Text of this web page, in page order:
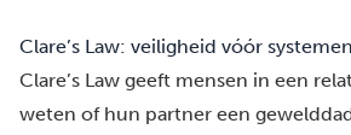
Clare’s Law: veiligheid vóór systemen
Clare’s Law geeft mensen in een
weten of hun partner een